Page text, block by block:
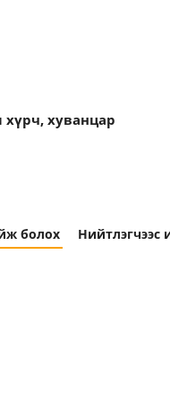
хүрч, хуванцар
болох Нийтлэгчээс